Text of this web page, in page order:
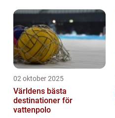
02 oktober 2025
Världens bästa
destinationer för
vattenpolo